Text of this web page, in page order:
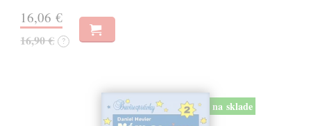
16,06 €
16,90 € ?
na sklade